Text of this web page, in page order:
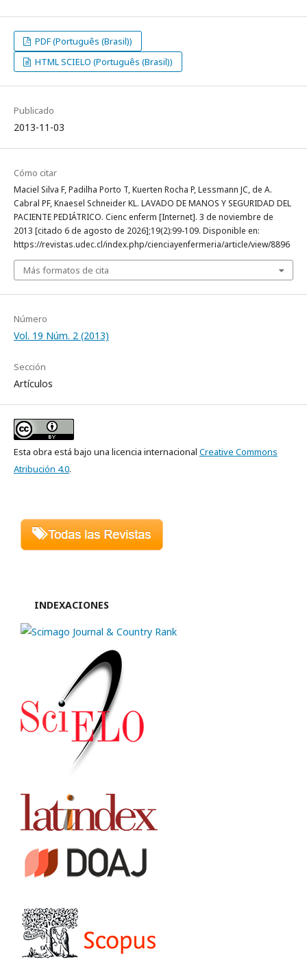
PDF (Português (Brasil))
HTML SCIELO (Português (Brasil))
Publicado
2013-11-03
Cómo citar
Maciel Silva F, Padilha Porto T, Kuerten Rocha P, Lessmann JC, de A.
Cabral PF, Knaesel Schneider KL. LAVADO DE MANOS Y SEGURIDAD DEL
PACIENTE PEDIÁTRICO. Cienc enferm [Internet]. 3 de noviembre de
2013 [citado 6 de agosto de 2026];19(2):99-109. Disponible en:
https://revistas.udec.cl/index.php/cienciayenfermeria/article/view/8896
Más formatos de cita
Número
Vol. 19 Núm. 2 (2013)
Sección
Artículos
Esta obra está bajo una licencia internacional Creative Commons
Atribución 4.0.
INDEXACIONES